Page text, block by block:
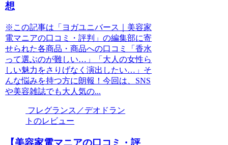
想
※この記事は「ヨガユニバース｜美容家
電マニアの口コミ・評判」の編集部に寄
せられた各商品・商品への口コミ「香水
って選ぶのが難しい…」「大人の女性ら
しい魅力をさりげなく演出したい…」そ
んな悩みを持つ方に朗報！今回は、SNS
や美容雑誌でも大人気の...
フレグランス／デオドラン
トのレビュー
【美容家電マニアの口コミ・評